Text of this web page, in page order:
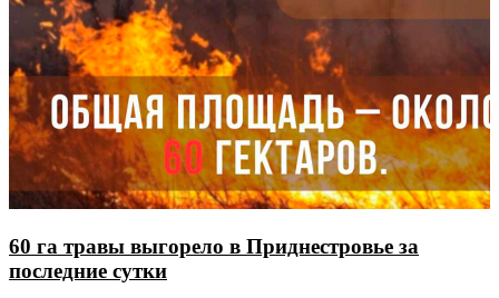
60 га травы выгорело в Приднестровье за
последние сутки